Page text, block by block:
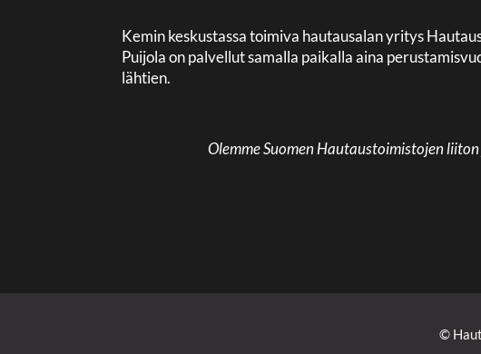
Kemin keskustassa toimiva hautausalan yritys
Puijola on palvellut samalla paikalla aina
lähtien.
Olemme Suomen Hautaustoimistojen liiton
©